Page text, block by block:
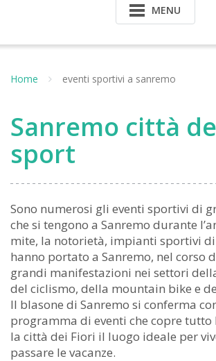
MENU
Home eventi sportivi a sanremo
Sanremo città
sport
Sono numerosi gli eventi sportivi di
che si tengono a Sanremo durante
mite, la notorietà, impianti sportivi
hanno portato a Sanremo, nel corso
grandi manifestazioni nei settori
del ciclismo, della mountain bike e
Il blasone di Sanremo si conferma
programma di eventi che copre tutto
la città dei Fiori il luogo ideale per
passare le vacanze.